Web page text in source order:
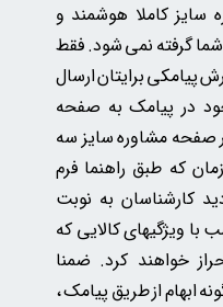
سایز کاملا هوشمند و
گرفته نمی شود. فقط
پیامکی برایتان ارسال
در پیامک به صفحه
صفحه مشاوره سایز سه
که طبق راهنما فرم
کارشناسان به نوبت
با ویژگیهای کالایی که
خواهند کرد. ضمنا
ابهام از طریق پیامک ،